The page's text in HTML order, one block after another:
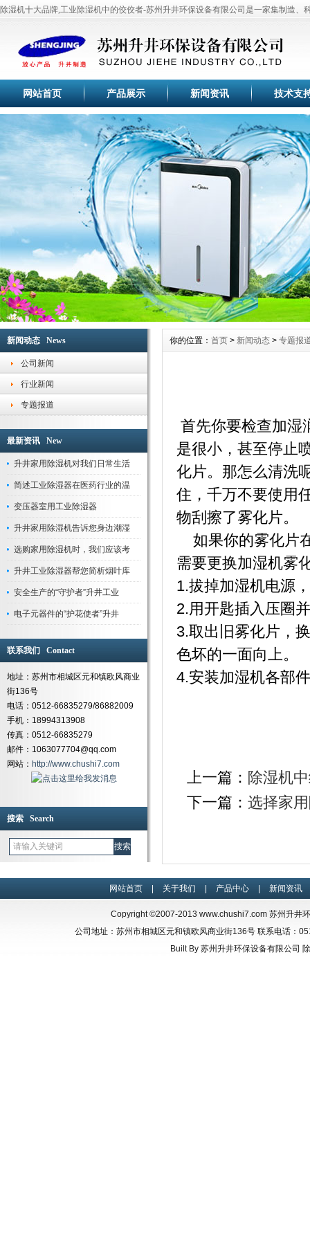
除湿机十大品牌,工业除湿机中的佼佼者-苏州升井环保设备有限公司是一家集制造、
苏州除湿机、恒温恒湿机、工业加湿器、冷干机 、调温除湿机等除湿加湿设备。
全套生产流水线，生产设备，测试设备等。产品齐全、品种繁多供用户选择，本产品
于纺织、印刷、卷烟、医药、花卉养殖大棚、菌类栽培、微电子企业、档案室、电信
塑料、木业纸业与行业车间、仓库等直接进行温湿度调节控制，空气净化，节能环保
空气除湿行业专家，工业除湿机的首选品牌-苏州升井专业提供：家用移动除湿机、
机、抽湿机、去湿机、除湿器、管道除湿机、调温除湿机系列采用先进高效旋转式压
效换热器、大风量低噪音外转子风机，使空气干燥器的除湿效果满足于国家标准。
苏州升井经过多年的持续快速发展，公司生产的除湿机,加湿器,恒温恒湿机已通过国
验，企业通过ISO9001国际质量体系认证。巩固了家用除湿机、工业除湿机、工业加
的品牌优势，积累了丰富宝贵的行业经验和优质的客户群体，帮助合作伙伴取得了成
苏州升井除湿器适用范围:本产品为整体柜式空气除湿器,在空气调节过程中,适用于精
光学仪器、生物工程、医药、包装、食品、化妆品、氯化锂电池、印刷业、地下工程
所有需要进行干燥处理的场所。
空气除湿行业专家，除湿机的首选品牌-苏州升井专业提供：高端
除湿机
工业除湿机
特,操作方便,品质百分百！
除湿机十大品牌,工业除湿机中的佼佼者-苏州升井环保设备有限公司是一家集制造、
于一体的专业化高科技现代企业。公司目前主要研制开发
工业除湿机、 家用除湿机、
机、苏州除湿机 、 恒温恒湿机 工业加湿器、冷干机、调温除湿机等除湿加湿设备。
全套生产流水线，生产设备，测试设备等。产品齐全、品种繁多供用户选择，本产品
于纺织、印刷、卷烟、医药、花卉养殖大棚、菌类栽培、微电子企业、档案室、电信
塑料、木业纸业与行业车间、仓库等直接进行温湿度调节控制，空气净化，节能环保
空气除湿行业专家，工业除湿机的首选品牌-苏州升井专业提供：家用移动除湿机、
机、抽湿机、去湿机、除湿器、管道除湿机、调温除湿机系列采用先进高效旋转式压
效换热器、大风量低噪音外转子风机，使空气干燥器的除湿效果满足于国家标准。
苏州升井经过多年的持续快速发展，公司生产的除湿机,加湿器,恒温恒湿机已通过国
验，企业通过ISO9001国际质量体系认证。巩固了家用除湿机、工业除湿机、工业加
的品牌优势，积累了丰富宝贵的行业经验和优质的客户群体，帮助合作伙伴取得了成
苏州升井除湿器适用范围:本产品为整体柜式空气除湿器,在空气调节过程中,适用于精
光学仪器、生物工程、医药、包装、食品、化妆品、氯化锂电池、印刷业、地下工程
所有需要进行干燥处理的场所。
网站首页 产品展示 新闻资讯 技术支
新闻动态 News
公司新闻
行业新闻
专题报道
最新资讯 New
升井家用除湿机对我们日常生活
简述工业除湿器在医药行业的温
变压器室用工业除湿器
升井家用除湿机告诉您身边潮湿
选购家用除湿机时，我们应该考
升井工业除湿器帮您简析烟叶库
安全生产的“守护者”升井工业
电子元器件的“护花使者”升井
联系我们 Contact
地址：苏州市相城区元和镇欧风商业
街136号
电话：0512-66835279/86882009
手机：18994313908
传真：0512-66835279
邮件：1063077704@qq.com
网站： http://www.chushi7.com
搜索 Search
你的位置： 首页 > 新闻动态 > 专题报
首先你要检查加湿
是很小，甚至停止
化片。那怎么清洗
住，千万不要使用
物刮擦了雾化片
如果你的雾化片
需要更换加湿机雾
1.拔掉加湿机电源
2.用开匙插入压圈
3.取出旧雾化片，
色坏的一面向上。
4.安装加湿机各部
上一篇： 除湿机
下一篇： 选择家
网站首页 关于我们 产品中心 新闻资讯
Copyright ©2007-2013 www.chushi7.com苏州升井
公司地址：苏州市相城区元和镇欧风商业街136号 联系电话：
Built By 苏州升井环保设备有限公司